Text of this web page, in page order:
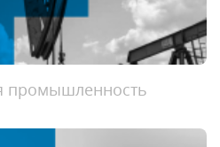
промышленность